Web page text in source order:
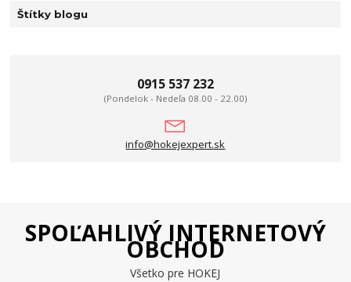
Štítky blogu
0915 537 232
(Pondelok - Nedeľa 08.00 - 22.00)
info@hokejexpert.sk
SPOĽAHLIVÝ INTERNETOVÝ
OBCHOD
Všetko pre HOKEJ